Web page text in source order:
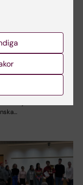
hos
patienter med
sjukdom
vid Karolinska